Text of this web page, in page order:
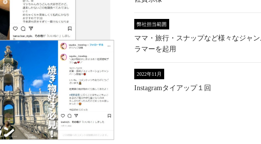
弊社担当範囲
ママ・旅行・スナップなど様々なジャ
ラマーを起用
2022年11月
Instagramタイアップ１回